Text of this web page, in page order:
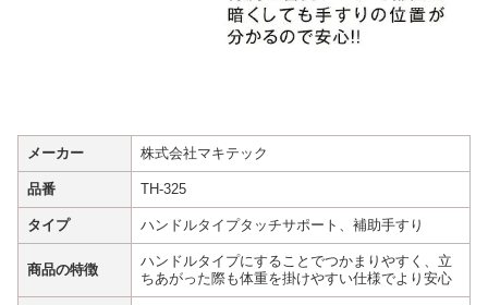
メーカー 株式会社マキテック
品番 TH-325
タイプ ハンドルタイプタッチサポート、補助手すり
商品の特徴
ハンドルタイプにすることでつかまりやすく、立
ちあがった際も体重を掛けやすい仕様でより安心